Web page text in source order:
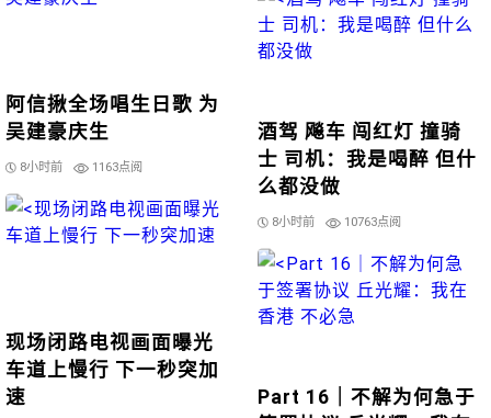
阿信揪全场唱生日歌 为
吴建豪庆生
8小时前 1163点阅
酒驾 飚车 闯红灯 撞骑
士 司机：我是喝醉 但什
么都没做
8小时前 10763点阅
现场闭路电视画面曝光
车道上慢行 下一秒突加
速
Part 16｜不解为何急于